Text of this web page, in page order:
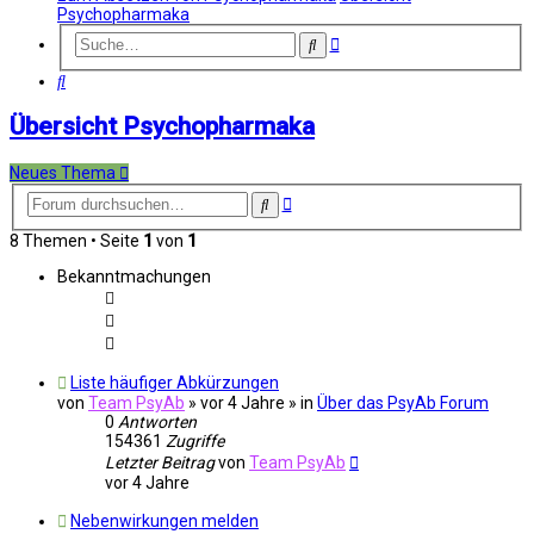
Psychopharmaka
SucheErweiterte
Suche
Übersicht Psychopharmaka
Neues Thema
SucheErweiterte
8 Themen • Seite 1 von 1
Bekanntmachungen
Liste häufiger Abkürzungen
von Team PsyAb » vor 4 Jahre » in Über das PsyAb Forum
0 Antworten
154361 Zugriffe
Letzter Beitragvon Team PsyAb
vor 4 Jahre
Nebenwirkungen melden